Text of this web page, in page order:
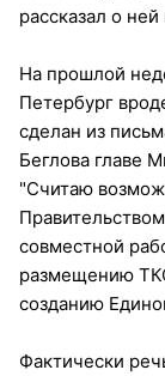
рассказал о
На прошлой
Петербург
сделан из
Беглова главе
"Считаю
совместной
размещению
созданию
Фактически